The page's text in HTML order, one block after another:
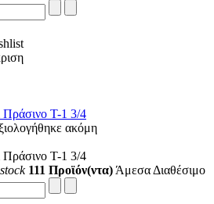
T-1 3/4
ακόμη
T-1 3/4
111 Προϊόν(ντα) Άμεσα Διαθέσιμο